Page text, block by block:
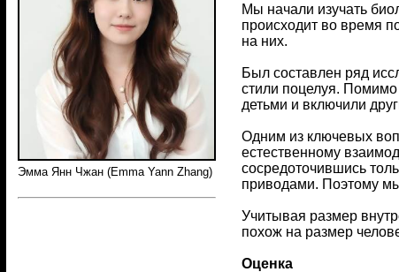
Эмма Янн Чжан (Emma Yann Zhang)
Мы начали изучать
происходит во время
на них.
Был составлен ряд
стили поцелуя. Помимо
детьми и включили
Одним из ключевых
естественному
сосредоточившись
приводами. Поэтому
Учитывая размер
похож на размер
Оценка